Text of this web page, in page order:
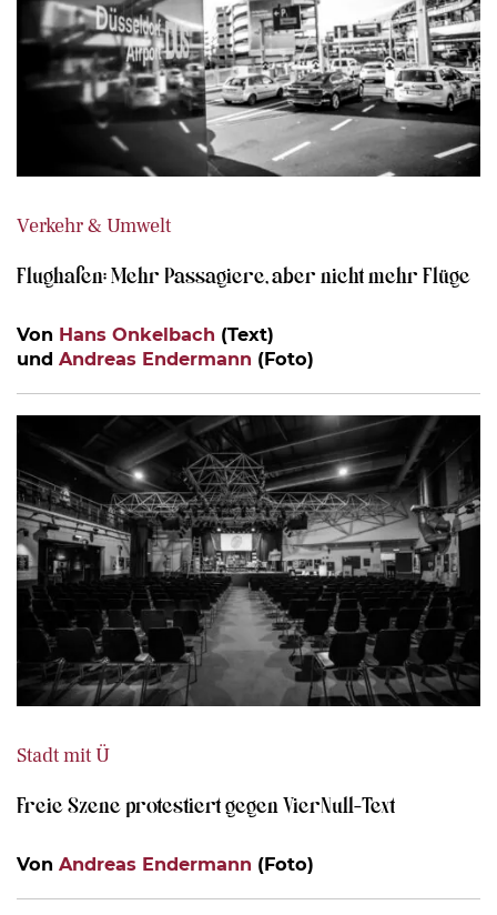
Verkehr & Umwelt
Flughafen: Mehr Passagiere, aber nicht mehr Flüge
Von Hans Onkelbach (Text)
und Andreas Endermann (Foto)
Stadt mit Ü
Freie Szene protestiert gegen VierNull-Text
Von Andreas Endermann (Foto)